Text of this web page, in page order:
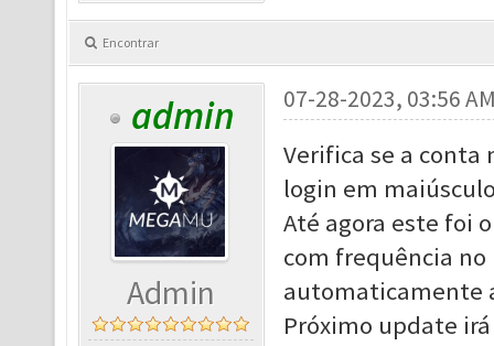
Encontrar
admin
Admin
07-28-2023, 03:56
Verifica se a conta
login em
Até agora este foi
com frequência
automaticamente
Próximo update